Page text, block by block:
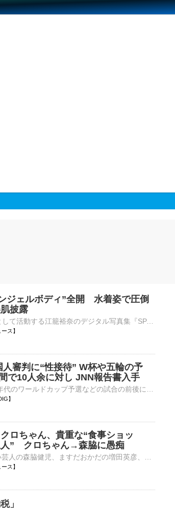
ジェルボディ”全開 水着姿で圧倒
披露
元SKE48でソロアイドルとして活動する江籠裕奈のデジタル写真集『SPA!デジタル写真集 江籠裕奈「エンジェルボディ」』の発売を記念し、誌面カットが公開された。 【別カット】二の腕＆背中大胆に見せた大人っぽ衣⋯
ス】
審判に“性接待” W杯や五輪の予
で10人余に対し JNN報告書入手
】
ロちゃん、貴重な“食事ショッ
” クロちゃん→森脇に愚痴
ス】
」